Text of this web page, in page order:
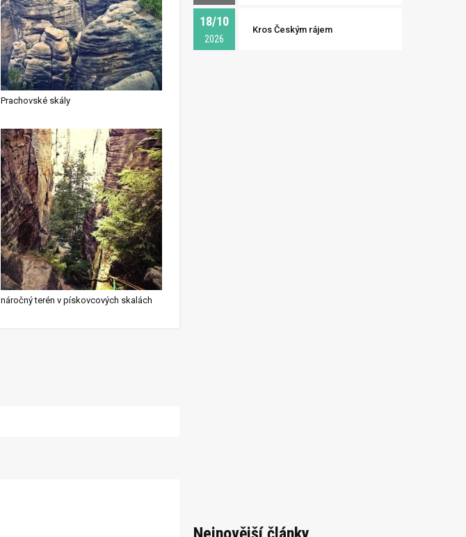
Prachovské skály
náročný terén v pískovcových skalách
18/10
2026
Kros Českým rájem